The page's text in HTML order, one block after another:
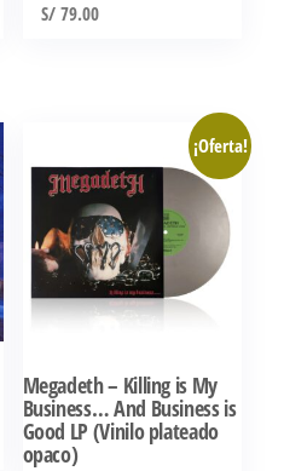
S/79.00
¡Oferta!
Megadeth – Killing is My
Business… And Business is
Good LP (Vinilo plateado
opaco)